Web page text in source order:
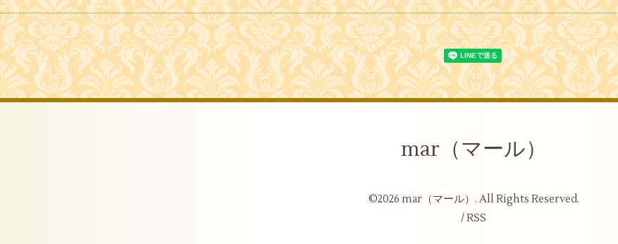
mar（マール）
©2026 mar（マール） . All Rights Reserved.
/RSS